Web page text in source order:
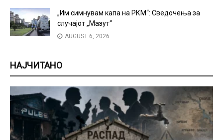
„Им симнувам капа на РКМ“: Сведочења за
случајот „Мазут“
AUGUST 6, 2026
НАЈЧИТАНО